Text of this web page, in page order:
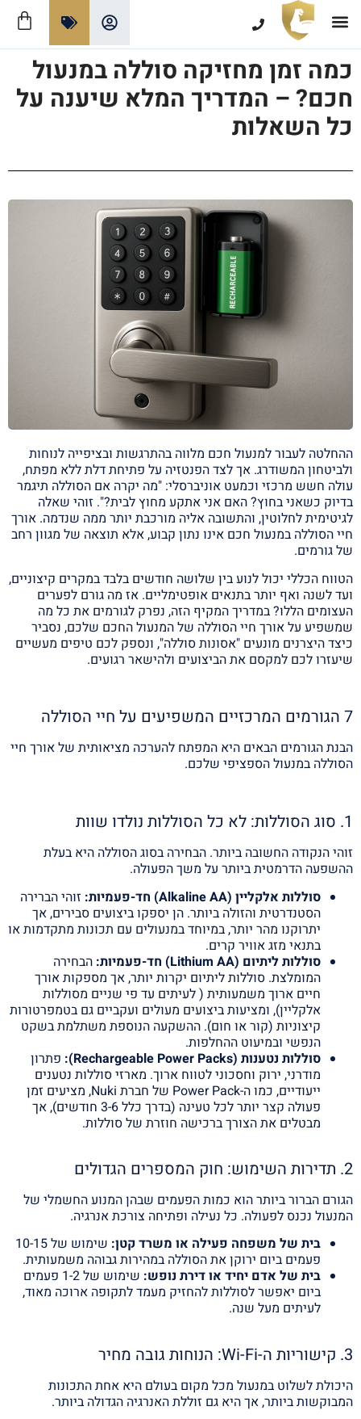
כמה זמן מחזיקה סוללה במנעול
חכם? – המדריך המלא שיענה על
כל השאלות
ההחלטה לעבור למנעול חכם מלווה בהתרגשות ובציפייה לנוחות
ולביטחון המשודרג. אך לצד הפנטזיה על פתיחת דלת ללא מפתח,
עולה חשש מרכזי וכמעט אוניברסלי: "מה יקרה אם הסוללה תיגמר
בדיוק כשאני בחוץ? האם אני אתקע מחוץ לבית?". זוהי שאלה
לגיטימית לחלוטין, והתשובה אליה מורכבת יותר ממה שנדמה. אורך
חיי הסוללה במנעול חכם אינו נתון קבוע, אלא תוצאה של מגוון רחב
של גורמים.
הטווח הכללי יכול לנוע בין שלושה חודשים בלבד במקרים קיצוניים,
ועד לשנה ואף יותר בתנאים אופטימליים. אז מה גורם לפערים
העצומים הללו? במדריך המקיף הזה, נפרק לגורמים את כל מה
שמשפיע על אורך חיי הסוללה של המנעול החכם שלכם, נסביר
כיצד היצרנים מונעים "אסונות סוללה", ונספק לכם טיפים מעשיים
שיעזרו לכם למקסם את הביצועים ולהישאר רגועים.
7 הגורמים המרכזיים המשפיעים על חיי הסוללה
הבנת הגורמים הבאים היא המפתח להערכה מציאותית של אורך חיי
הסוללה במנעול הספציפי שלכם.
1. סוג הסוללות: לא כל הסוללות נולדו שוות
זוהי הנקודה החשובה ביותר. הבחירה בסוג הסוללה היא בעלת
ההשפעה הדרמטית ביותר על משך הפעולה.
סוללות אלקליין (Alkaline AA) חד-פעמיות:
זוהי הברירה
הסטנדרטית והזולה ביותר. הן יספקו ביצועים סבירים, אך
יתרוקנו מהר יותר, במיוחד במנעולים עם תכונות מתקדמות או
בתנאי מזג אוויר קרים.
סוללות ליתיום (Lithium AA) חד-פעמיות:
הבחירה
המומלצת. סוללות ליתיום יקרות יותר, אך מספקות אורך
חיים ארוך משמעותית ( לעיתים עד פי שניים מסוללות
אלקליין), ומציעות ביצועים מעולים ועקביים גם בטמפרטורות
קיצוניות (קור או חום). ההשקעה הנוספת משתלמת בשקט
הנפשי ובמיעוט ההחלפות.
סוללות נטענות (Rechargeable Power Packs):
פתרון
מודרני, ירוק וחסכוני לטווח ארוך. מארזי סוללות נטענים
ייעודיים, כמו ה-Power Pack של חברת Nuki, מציעים זמן
פעולה קצר יותר לכל טעינה (בדרך כלל 3-6 חודשים), אך
מבטלים את הצורך ברכישה חוזרת של סוללות.
2. תדירות השימוש: חוק המספרים הגדולים
הגורם הברור ביותר הוא כמות הפעמים שבהן המנוע החשמלי של
המנעול נכנס לפעולה. כל נעילה ופתיחה צורכת אנרגיה.
בית של משפחה פעילה או משרד קטן:
שימוש של 10-15
פעמים ביום ירוקן את הסוללה במהירות גבוהה משמעותית.
בית של אדם יחיד או דירת נופש:
שימוש של 1-2 פעמים
ביום יאפשר לסוללות להחזיק מעמד לתקופה ארוכה מאוד,
לעיתים מעל שנה.
3. קישוריות ה-Wi-Fi: הנוחות גובה מחיר
היכולת לשלוט במנעול מכל מקום בעולם היא אחת התכונות
המבוקשות ביותר, אך היא גם זוללת האנרגיה הגדולה ביותר.